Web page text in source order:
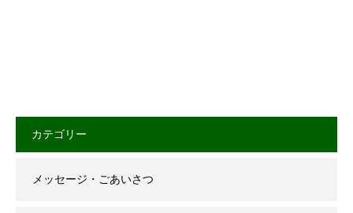
カテゴリー
メッセージ・ごあいさつ